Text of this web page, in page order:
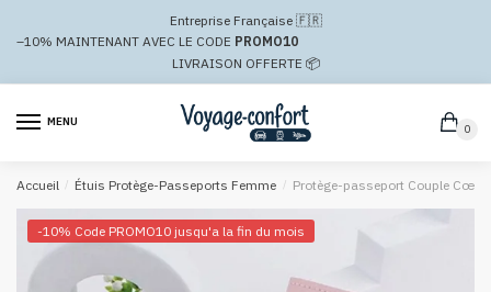
navigation
Entreprise Française 🇫🇷
–10% MAINTENANT AVEC LE CODE PROMO10
LIVRAISON OFFERTE 📦
MENU
0
Accueil / Étuis Protège-Passeports Femme / Protège-passeport Couple
-10% Code PROMO10 jusqu'a la fin du mois